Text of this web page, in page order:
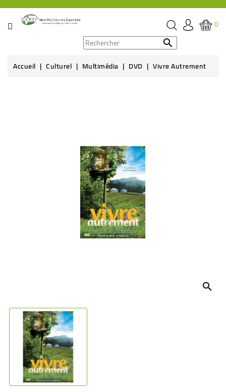
CATÉGORIE
ÉPICERIE
0

Accueil Culturel Multimédia DVD Vivre Autrement
search